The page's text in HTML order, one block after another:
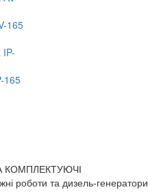
165
165
КОМПЛЕКТУЮЧІ
роботи та дизель-генератори